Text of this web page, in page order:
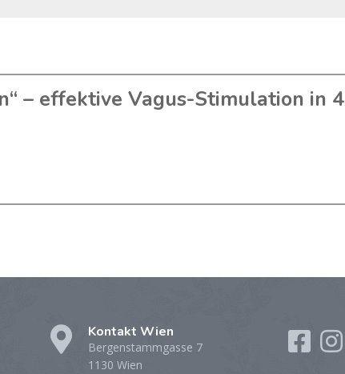
– effektive Vagus-Stimulation in 4
Kontakt Wien
Bergenstammgasse 7
1130 Wien